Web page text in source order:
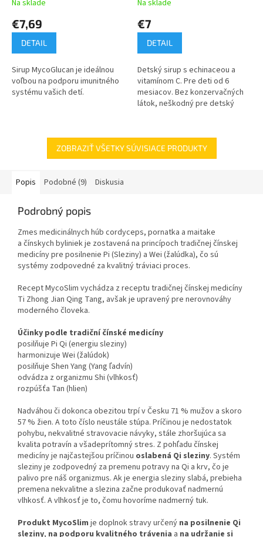
Na sklade
€7,69
DETAIL
Sirup MycoGlucan je ideálnou
voľbou na podporu imunitného
systému vašich detí.
Na sklade
€7
DETAIL
Detský sirup s echinaceou a
vitamínom C. Pre deti od 6
mesiacov. Bez konzervačných
látok, neškodný pre detský
ZOBRAZIŤ VŠETKY SÚVISIACE PRODUKTY
Popis Podobné (9) Diskusia
Podrobný popis
Zmes medicinálnych húb cordyceps, pornatka a maitake
a čínskych byliniek je zostavená na princípoch tradičnej čínskej
medicíny pre posilnenie Pi (Sleziny) a Wei (žalúdka), čo sú
systémy zodpovedné za kvalitný tráviaci proces.
Recept MycoSlim vychádza z receptu tradičnej čínskej medicíny
Ti Zhong Jian Qing Tang, avšak je upravený pre nerovnováhy
moderného človeka.
Účinky podle tradiční čínské medicíny
posilňuje Pi Qi (energiu sleziny)
harmonizuje Wei (žalúdok)
posilňuje Shen Yang (Yang ľadvín)
odvádza z organizmu Shi (vlhkosť)
rozpúšťa Tan (hlien)
Nadváhou či dokonca obezitou trpí v Česku 71 % mužov a skoro
57 % žien. A toto číslo neustále stúpa. Príčinou je nedostatok
pohybu, nekvalitné stravovacie návyky, stále zhoršujúca sa
kvalita potravín a všadeprítomný stres. Z pohľadu čínskej
medicíny je najčastejšou príčinou oslabená Qi sleziny. Systém
sleziny je zodpovedný za premenu potravy na Qi a krv, čo je
palivo pre náš organizmus. Ak je energia sleziny slabá, prebieha
premena nekvalitne a slezina začne produkovať nadmernú
vlhkosť. A vlhkosť je to, čomu hovoríme nadmerný tuk.
Produkt MycoSlim je doplnok stravy určený na posilnenie Qi
sleziny, na podporu kvalitného trávenia a na udržanie si